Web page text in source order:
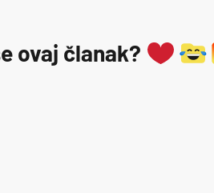
ovaj članak?